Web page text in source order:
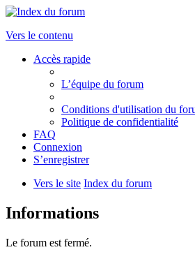
Vers le contenu
Accès rapide
L’équipe du forum
Conditions d'utilisation du
Politique de confidentialité
FAQ
Connexion
S’enregistrer
Vers le site Index du forum
Informations
Le forum est fermé.